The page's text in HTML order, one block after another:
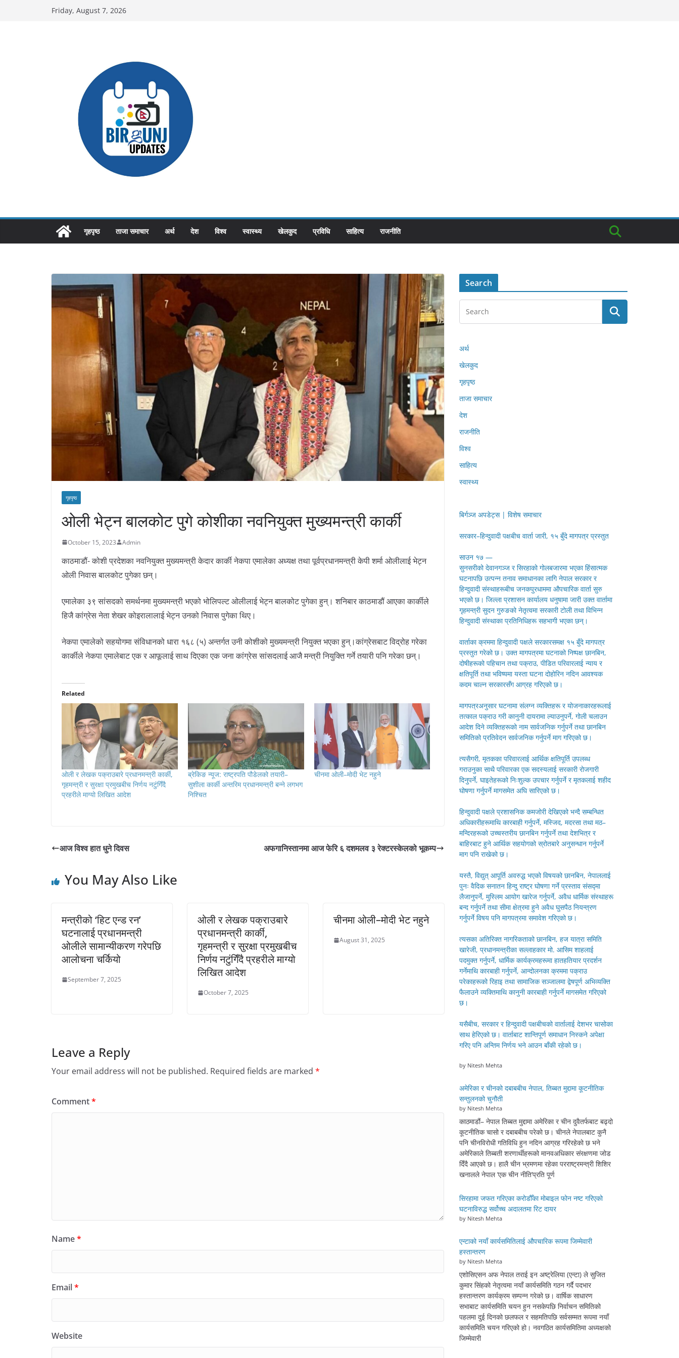
Friday, August 7, 2026
गृहपृष्ठ ताजा समाचार अर्थ देश विश्व स्वास्थ्य खेलकुद प्रविधि साहित्य राजनीति
गृहपृष्ठ
ओली भेट्न बालकोट पुगे कोशीका नवनियुक्त मुख्यमन्त्री कार्की
October 15, 2023 Admin
काठमाडौं- कोशी प्रदेशका नवनियुक्त मुख्यमन्त्री केदार कार्की नेकपा एमालेका अध्यक्ष तथा पूर्वप्रधानमन्त्री केपी शर्मा ओलीलाई भेट्न
ओली निवास बालकोट पुगेका छन्।
एमालेका ३९ सांसदको समर्थनमा मुख्यमन्त्री भएको भोलिपल्ट ओलीलाई भेट्न बालकोट पुगेका हुन्। ​शनिबार काठमाडौं आएका कार्कीले
हिजै कांग्रेस नेता शेखर कोइरालालाई भेट्न उनको निवास पुगेका थिए।
नेकपा एमालेको सहयोगमा संविधानको धारा १६८ (५) अन्तर्गत उनी कोशीको मुख्यमन्त्री नियुक्त भएका हुन्।कांग्रेसबाट विद्रोह गरेका
कार्कीले नेकपा एमालेबाट एक र आफूलाई साथ दिएका एक जना कांग्रेस सांसदलाई आजै मन्त्री नियुक्ति गर्ने तयारी पनि गरेका छन्।
Related
ओली र लेखक पक्राउबारे प्रधानमन्त्री कार्की,
गृहमन्त्री र सुरक्षा प्रमुखबीच निर्णय नटुंगिँदै
प्रहरीले माग्यो लिखित आदेश
ब्रेकिङ न्यूज: राष्ट्रपति पौडेलको तयारी–
सुशीला कार्की अन्तरिम प्रधानमन्त्री बन्ने लगभग
निश्चित
चीनमा ओली–मोदी भेट नहुने
आज विश्व हात धुने दिवस अफगानिस्तानमा आज फेरि ६ दशमलव ३ रेक्टरस्केलको भूकम्प
You May Also Like
मन्त्रीको ‘हिट एन्ड रन’
घटनालाई प्रधानमन्त्री
ओलीले सामान्यीकरण गरेपछि
आलोचना चर्कियो
September 7, 2025
ओली र लेखक पक्राउबारे
प्रधानमन्त्री कार्की,
गृहमन्त्री र सुरक्षा प्रमुखबीच
निर्णय नटुंगिँदै प्रहरीले माग्यो
लिखित आदेश
October 7, 2025
चीनमा ओली–मोदी भेट नहुने
August 31, 2025
Leave a Reply
Your email address will not be published. Required fields are marked *
Comment*
Name*
Email*
Website
Search
अर्थ
खेलकुद
गृहपृष्ठ
ताजा समाचार
देश
राजनीति
विश्व
साहित्य
स्वास्थ्य
बिर्गञ्ज अपडेट्स | विशेष समाचार
सरकार–हिन्दुवादी पक्षबीच वार्ता जारी, १५ बुँदे मागपत्र प्रस्तुत
साउन १७ —
सुनसरीको देवानगञ्ज र सिरहाको गोलबजारमा भएका हिंसात्मक
घटनापछि उत्पन्न तनाव समाधानका लागि नेपाल सरकार र
हिन्दुवादी संस्थाहरूबीच जनकपुरधाममा औपचारिक वार्ता सुरु
भएको छ। जिल्ला प्रशासन कार्यालय धनुषामा जारी उक्त वार्तामा
गृहमन्त्री सुदन गुरुङको नेतृत्वमा सरकारी टोली तथा विभिन्न
हिन्दुवादी संस्थाका प्रतिनिधिहरू सहभागी भएका छन्।
वार्ताका क्रममा हिन्दुवादी पक्षले सरकारसमक्ष १५ बुँदे मागपत्र
प्रस्तुत गरेको छ। उक्त मागपत्रमा घटनाको निष्पक्ष छानबिन,
दोषीहरूको पहिचान तथा पक्राउ, पीडित परिवारलाई न्याय र
क्षतिपूर्ति तथा भविष्यमा यस्ता घटना दोहोरिन नदिन आवश्यक
कदम चाल्न सरकारसँग आग्रह गरिएको छ।
मागपत्रअनुसार घटनामा संलग्न व्यक्तिहरू र योजनाकारहरूलाई
तत्काल पक्राउ गरी कानुनी दायरामा ल्याउनुपर्ने, गोली चलाउन
आदेश दिने व्यक्तिहरूको नाम सार्वजनिक गर्नुपर्ने तथा छानबिन
समितिको प्रतिवेदन सार्वजनिक गर्नुपर्ने माग गरिएको छ।
त्यसैगरी, मृतकका परिवारलाई आर्थिक क्षतिपूर्ति उपलब्ध
गराउनुका साथै परिवारका एक सदस्यलाई सरकारी रोजगारी
दिनुपर्ने, घाइतेहरूको निःशुल्क उपचार गर्नुपर्ने र मृतकलाई शहीद
घोषणा गर्नुपर्ने मागसमेत अघि सारिएको छ।
हिन्दुवादी पक्षले प्रशासनिक कमजोरी देखिएको भन्दै सम्बन्धित
अधिकारीहरूमाथि कारबाही गर्नुपर्ने, मस्जिद, मदरसा तथा मठ–
मन्दिरहरूको उच्चस्तरीय छानबिन गर्नुपर्ने तथा देशभित्र र
बाहिरबाट हुने आर्थिक सहयोगको स्रोतबारे अनुसन्धान गर्नुपर्ने
माग पनि राखेको छ।
यस्तै, विद्युत् आपूर्ति अवरुद्ध भएको विषयको छानबिन, नेपाललाई
पुनः वैदिक सनातन हिन्दु राष्ट्र घोषणा गर्ने प्रस्ताव संसद्मा
लैजानुपर्ने, मुस्लिम आयोग खारेज गर्नुपर्ने, अवैध धार्मिक संस्थाहरू
बन्द गर्नुपर्ने तथा सीमा क्षेत्रमा हुने अवैध घुसपैठ नियन्त्रण
गर्नुपर्ने विषय पनि मागपत्रमा समावेश गरिएको छ।
त्यसका अतिरिक्त नागरिकताको छानबिन, हज यात्रा समिति
खारेजी, प्रधानमन्त्रीका सल्लाहकार मो. आसिम शाहलाई
पदमुक्त गर्नुपर्ने, धार्मिक कार्यक्रमहरूमा हातहतियार प्रदर्शन
गर्नेमाथि कारबाही गर्नुपर्ने, आन्दोलनका क्रममा पक्राउ
परेकाहरूको रिहाइ तथा सामाजिक सञ्जालमा द्वेषपूर्ण अभिव्यक्ति
फैलाउने व्यक्तिमाथि कानुनी कारबाही गर्नुपर्ने मागसमेत गरिएको
छ।
यसैबीच, सरकार र हिन्दुवादी पक्षबीचको वार्तालाई देशभर चासोका
साथ हेरिएको छ। वार्ताबाट शान्तिपूर्ण समाधान निस्कने अपेक्षा
गरिए पनि अन्तिम निर्णय भने आउन बाँकी रहेको छ।
by Nitesh Mehta
अमेरिका र चीनको दबाबबीच नेपाल, तिब्बत मुद्दामा कूटनीतिक
सन्तुलनको चुनौती
by Nitesh Mehta
काठमाडौं– नेपाल तिब्बत मुद्दामा अमेरिका र चीन दुवैतर्फबाट बढ्दो
कूटनीतिक चासो र दबाबबीच परेको छ। चीनले नेपालबाट कुनै
पनि चीनविरोधी गतिविधि हुन नदिन आग्रह गरिरहेको छ भने
अमेरिकाले तिब्बती शरणार्थीहरूको मानवअधिकार संरक्षणमा जोड
दिँदै आएको छ। हालै चीन भ्रमणमा रहेका परराष्ट्रमन्त्री शिशिर
खनालले नेपाल ‘एक चीन नीति’प्रति पूर्ण
सिरहामा जफत गरिएका करोडौँका मोबाइल फोन नष्ट गरिएको
घटनाविरुद्ध सर्वोच्च अदालतमा रिट दायर
by Nitesh Mehta
एन्टाको नयाँ कार्यसमितिलाई औपचारिक रूपमा जिम्मेवारी
हस्तान्तरण
by Nitesh Mehta
एशोसिएसन अफ नेपाल तराई इन अष्ट्रेलिया (एन्टा) ले सुजित
कुमार सिंहको नेतृत्वमा नयाँ कार्यसमिति गठन गर्दै पदभार
हस्तान्तरण कार्यक्रम सम्पन्न गरेको छ। वार्षिक साधारण
सभाबाट कार्यसमिति चयन हुन नसकेपछि निर्वाचन समितिको
पहलमा दुई दिनको छलफल र सहमतिपछि सर्वसम्मत रूपमा नयाँ
कार्यसमिति चयन गरिएको हो। नवगठित कार्यसमितिमा अध्यक्षको
जिम्मेवारी